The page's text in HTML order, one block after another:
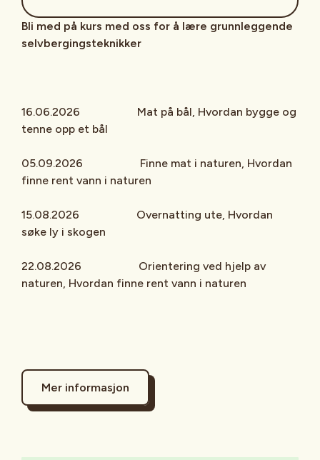
Bli med på kurs med oss for å lære grunnleggende
selvbergingsteknikker
16.06.2026 Mat på bål, Hvordan bygge og
tenne opp et bål
05.09.2026 Finne mat i naturen, Hvordan
finne rent vann i naturen
15.08.2026 Overnatting ute, Hvordan
søke ly i skogen
22.08.2026 Orientering ved hjelp av
naturen, Hvordan finne rent vann i naturen
Mer informasjon